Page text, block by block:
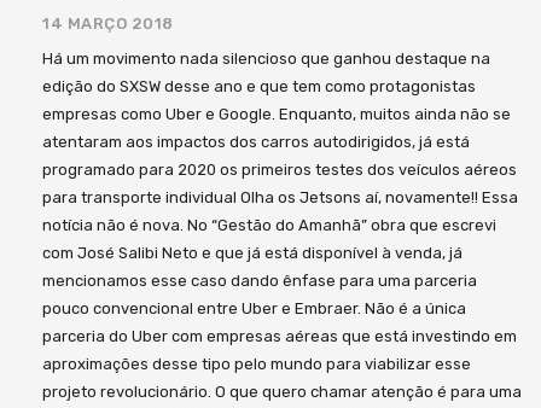
14 MARÇO 2018
Há um movimento nada silencioso que ganhou destaque na
edição do SXSW desse ano e que tem como protagonistas
empresas como Uber e Google. Enquanto, muitos ainda não se
atentaram aos impactos dos carros autodirigidos, já está
programado para 2020 os primeiros testes dos veículos aéreos
para transporte individual Olha os Jetsons aí, novamente!! Essa
notícia não é nova. No “Gestão do Amanhã” obra que escrevi
com José Salibi Neto e que já está disponível à venda, já
mencionamos esse caso dando ênfase para uma parceria
pouco convencional entre Uber e Embraer. Não é a única
parceria do Uber com empresas aéreas que está investindo em
aproximações desse tipo pelo mundo para viabilizar esse
projeto revolucionário. O que quero chamar atenção é para uma